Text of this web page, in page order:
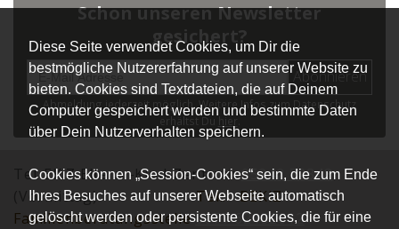
Diese Seite verwendet Cookies, um Dir die
bestmögliche Nutzererfahrung auf unserer Website zu
bieten. Cookies sind Textdateien, die auf Deinem
Computer gespeichert werden und bestimmte Daten
über Dein Nutzerverhalten speichern.
Cookies können „Session-Cookies“ sein, die zum Ende
Ihres Besuches auf unserer Webseite automatisch
gelöscht werden oder persistente Cookies, die für eine
Schon unseren Newsletter
gesichert?
Abonnieren
Abmeldung jederzeit möglich. Weitere Infos zum Datenschutz
erhältst Du hier
Tel.:EKiZ Eltern -Kind-Zentrum 05242 72848
(Vormittag)Tel.:BEKiZ
Familienberatungsstelle0677 62152012